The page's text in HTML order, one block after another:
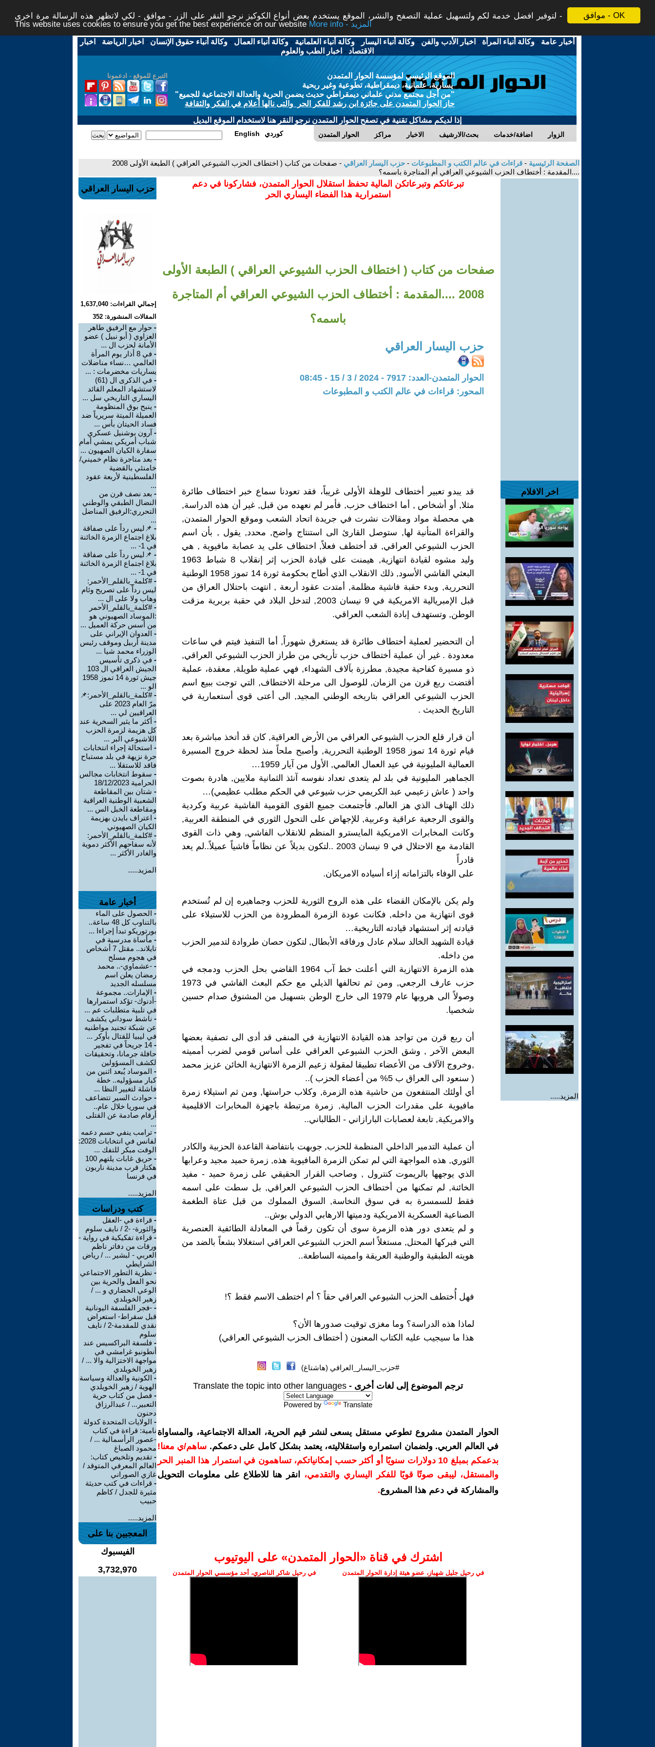
موافق - OK
لتوفير افضل خدمة لكم ولتسهيل عملية التصفح والنشر، الموقع يستخدم بعض أنواع الكوكيز نرجو النقر على الزر - موافق - لكي لاتظهر هذه الرسالة مرة اخرى -
This website uses cookies to ensure you get the best experience on our website
More info - المزيد
أخبار عامة -وكالة أنباء المرأة - اخبار الأدب والفن -وكالة أنباء اليسار -وكالة أنباء العلمانية -وكالة أنباء العمال -وكالة أنباء حقوق الإنسان - اخبار الرياضة - اخبار
الاقتصاد - اخبار الطب والعلوم
التبرع للموقع - ادعمونا
الموقع الرئيسي لمؤسسة الحوار المتمدن
يسارية، علمانية، ديمقراطية، تطوعية وغير ربحية
"من أجل مجتمع مدني علماني ديمقراطي حديث يضمن الحرية والعدالة الاجتماعية للجميع"
حاز الحوار المتمدن على جائزة ابن رشد للفكر الحر والتى نالها أعلام في الفكر والثقافة
إذا لديكم مشاكل تقنية في تصفح الحوار المتمدن نرجو النقر هنا لاستخدام الموقع البديل
الحوار المتمدن مراكز الاخبار بحث/الارشيف اضافة/خدمات الزوار English كوردي
الصفحة الرئيسية - قراءات في عالم الكتب و المطبوعات - حزب اليسار العراقي
- صفحات من كتاب ( اختطاف الحزب الشيوعي العراقي ) الطبعة الأولى 2008
....المقدمة : أختطاف الحزب الشيوعي العراقي أم المتاجرة باسمه؟
اخر الافلام
المزيد.....
تبرعاتكم وتبرعاتكن المالية تحفظ استقلال الحوار المتمدن، فشاركونا في دعم
استمرارية هذا الفضاء اليساري الحر
صفحات من كتاب ( اختطاف الحزب الشيوعي العراقي ) الطبعة الأولى
2008 ....المقدمة : أختطاف الحزب الشيوعي العراقي أم المتاجرة
باسمه؟
حزب اليسار العراقي
الحوار المتمدن-العدد: 7917 - 2024 / 3 / 15 - 08:45
المحور: قراءات في عالم الكتب و المطبوعات
قد يبدو تعبير أختطاف للوهلة الأولى غريباً، فقد تعودنا سماع خبر اختطاف طائرة
مثلا, أو أشخاص , أما اختطاف حزب, فأمر لم نعهده من قبل, غير أن هذه الدراسة,
هي محصلة مواد ومقالات نشرت في جريدة اتحاد الشعب وموقع الحوار المتمدن,
والقراءة المتأنية لها, ستوصل القارئ الى استنتاج واضح, محدد, يقول , بأن اسم
الحزب الشيوعي العراقي, قد أختطف فعلاً, اختطاف على يد عصابة مافيوية , هي
وليد مشوه لقيادة انتهازية, هيمنت على قيادة الحزب إثر إنقلاب 8 شباط 1963
البعثي الفاشي الأسود, ذلك الانقلاب الذي أطاح بحكومة ثورة 14 تموز 1958 الوطنية
التحررية, وبدء حقبة فاشية مظلمة, أمتدت عقود أربعة , انتهت باحتلال العراق من
قبل الإمبريالية الامريكية في 9 نيسان 2003, لتدخل البلاد في حقبة بربرية مزقت
الوطن, وتستهدف إبادة الشعب العراقي.
أن التحضير لعملية أختطاف طائرة قد يستغرق شهوراً, أما التنفيذ فيتم في ساعات
معدودة . غير أن عملية أختطاف حزب تأريخي من طراز الحزب الشيوعي العراقي,
ذو مسيرة كفاحية مجيدة, مطرزة بآلاف الشهداء, فهي عملية طويلة, معقدة، عملية
أقتضت ربع قرن من الزمان, للوصول الى مرحلة الاختطاف, التي توجت ببيع اسم
الحزب الشيوعي العراقي بتاريخه الوطني المجيد, الى أعتى قوى أستعمارية في
التاريخ الحديث .
أن قرار قلع الحزب الشيوعي العراقي من الأرض العراقية, كان قد أتخذ مباشرة بعد
قيام ثورة 14 تموز 1958 الوطنية التحررية, وأصبح ملحاً منذ لحظة خروج المسيرة
العمالية المليونية في عيد العمال العالمي, الأول من آيار 1959…
الجماهير المليونية في بلد لم يتعدى تعداد نفوسه آنئذ الثمانية ملايين, هادرة بصوت
واحد ( عاش زعيمي عبد الكريمي حزب شيوعي في الحكم مطلب عظيمي)…
ذلك الهتاف الذي هز العالم, فأجتمعت جميع القوى القومية الفاشية عربية وكردية
والقوى الرجعية عراقية وعربية, للإجهاض على التحول الثوري في المنطقة العربية,
وكانت المخابرات الامريكية المايسترو المنظم للانقلاب الفاشي, وهي ذات القوى
القادمة مع الاحتلال في 9 نيسان 2003 ..لتكون بديلاً عن نظاماً فاشياً عميلاً..لم يعد
قادراً
على الوفاء بالتزاماته إزاء أسياده الامريكان.
ولم يكن بالإمكان القضاء على هذه الروح الثورية للحزب وجماهيره إن لم تُستخدم
قوى انتهازية من داخله, فكانت عودة الزمرة المطرودة من الحزب للاستيلاء على
قيادته إثر استشهاد قيادته التاريخية…
قيادة الشهيد الخالد سلام عادل ورفاقه الأبطال, لتكون حصان طروادة لتدمير الحزب
من داخله.
هذه الزمرة الانتهازية التي أعلنت خط آب 1964 القاضي بحل الحزب ودمجه في
حزب عارف الرجعي, ومن ثم تحالفها الذيلي مع حكم البعث الفاشي في 1973
وصولاً الى هروبها عام 1979 الى خارج الوطن بتسهيل من المشنوق صدام حسين
شخصيا.
أن ربع قرن من تواجد هذه القيادة الانتهازية في المنفى قد أدى الى تصفية بعضها
البعض الآخر , وشق الحزب الشيوعي العراقي على أساس قومي لضرب أمميته
,وخروج الآلاف من الأعضاء تطبيقا لمقولة زعيم الزمرة الانتهازية الخائن عزيز محمد
( سنعود الى العراق ب 5% من أعضاء الحزب )..
أي أولئك المنتفعون من حاشية هذه الزمرة, وكلاب حراستها, ومن ثم استيلاء زمرة
مافيوية على مقدرات الحزب المالية, زمرة مرتبطة باجهزة المخابرات الاقليمية
والامريكية, تابعة لعصابات البارازاني - الطالباني..
أن عملية التدمير الداخلي المنظمة للحزب, جوبهت بانتفاضة القاعدة الحزبية والكادر
الثوري, هذه المواجهة التي لم تمكن الزمرة المافيوية هذه, زمرة حميد مجيد وعرابها
الذي يوجهها بالريموت كنترول , وصاحب القرار الحقيقي على زمرة حميد - مفيد
الخائنة, لم تمكنها من أختطاف الحزب الشيوعي العراقي, بل سطت على اسمه
فقط للسمسرة به في سوق النخاسة, السوق المملوك من قبل عتاة الطغمة
الصناعية العسكرية الامريكية ودميتها الارهابي الدولي بوش..
و لم يتعدى دور هذه الزمرة سوى أن تكون رقماً في المعادلة الطائفية العنصرية
التي فبركها المحتل, مستغلاً اسم الحزب الشيوعي العراقي استغلالا بشعاً بالضد من
هويته الطبقية والوطنية العريقة وامميته الساطعة..
فهل أُختطف الحزب الشيوعي العراقي حقاً ؟ أم اختطف الاسم فقط ؟!
لماذا هذه الدراسة؟ وما مغزى توقيت صدورها الأن؟
هذا ما سيجيب عليه الكتاب المعنون ( أختطاف الحزب الشيوعي العراقي)
#حزب_اليسار_العراقي (هاشتاغ)
ترجم الموضوع إلى لغات أخرى - Translate the topic into other languages
Powered by Translate
الحوار المتمدن مشروع تطوعي مستقل يسعى لنشر قيم الحرية، العدالة الاجتماعية، والمساواة
في العالم العربي. ولضمان استمراره واستقلاليته، يعتمد بشكل كامل على دعمكم. ساهم/ي معنا!
بدعمكم بمبلغ 10 دولارات سنويًا أو أكثر حسب إمكانياتكم، تساهمون في استمرار هذا المنبر الحر
والمستقل، ليبقى صوتًا قويًا للفكر اليساري والتقدمي،
انقر هنا للاطلاع على معلومات التحويل
والمشاركة في دعم هذا المشروع.
اشترك في قناة ‫«الحوار المتمدن» على اليوتيوب
في رحيل جليل شهباز، عضو هيئة إدارة الحوار المتمدن في رحيل شاكر الناصري، أحد مؤسسي الحوار المتمدن
حزب اليسار العراقي
إجمالي القراءات: 1,637,040
المقالات المنشورة: 352
- حوار مع الرفيق طاهر
العزاوي ( أبو نبيل ) عضو
الأمانة لحزب ال ...
-
في 8 أذار يوم المرأة
العالمي …نساء مناضلات
يساريات مخضرمات : ...
-
في الذكرى ال (61)
لاستشهاد المعلم القائد
اليساري التاريخي سل ...
- ينبح بوق المنظومة
العميلة الميتة سريرياً ضد
فساد الحيتان بأس ...
- آرون بوشنيل عسكري
شباب أمريكي يمشي أمام
سفارة الكيان الصهيون ...
- بعد متاجرة نظام خميني/
خامنئي بالقضية
الفلسطينية لأربعة عقود
...
- بعد نصف قرن من
النضال الطبقي والوطني
التحرري:الرفيق المناضل
...
- 📌ليس رداً على صفاقة
بلاغ اجتماع الزمرة الخائنة
في 1- ...
- 📌ليس رداً على صفاقة
بلاغ اجتماع الزمرة الخائنة
في 1- ...
-#كلمة_بالقلم_الأحمر:
ليس رداً على تصريح وئام
وهاب ولا على ال ...
-#كلمة_بالقلم_الأحمر
:الموساد الصهيوني هو
من أسس حركة العميل ...
- العدوان الإيراني على
مدينة أربيل وموقف رئيس
الوزراء محمد شيا ...
- في ذكرى تأسيس
الجيش العراقي ال 103
جيش ثورة 14 تموز 1958
الو ...
-#كلمة_بالقلم_الأحمر:📌
مرّ العام 2023 على
العراقيين لي ...
- أكثر ما يثير السخرية عند
كل هزيمة لزمرة الحزب
اللاشيوعي البر ...
- استحالة إجراء انتخابات
حرة نزيهة في بلد مستباح
فاقد للاستقلا ...
- سقوط انتخابات مجالس
الحرامية 18/12/2023
- شتان بين المقاطعة
الشعبية الوطنية العراقية
ومقاطعة الخبل الس ...
- اعتراف بايدن بهزيمة
الكيان الصهيوني
-#كلمة_بالقلم_الأحمر:
لأنه سفاحهم الأكثر دموية
والغادر الأكثر ...
المزيد.....
أخبار عامة
- الحصول على الماء
بالتناوب كل 48 ساعة..
بورتوريكو تبدأ إجراءا ...
- مأساة مدرسية في
تايلاند.. مقتل 7 أشخاص
في هجوم مسلح
- -عشماوي-.. محمد
رمضان يعلن اسم
مسلسله الجديد
- الإمارات.. مجموعة
-أدنوك- تؤكد استمرارها
في تلبية متطلبات عم ...
- ناشط سوداني يكشف
عن شبكة تجنيد مواطنيه
في ليبيا للقتال بأوكر ...
-
14 جريحاً في تفجير
حافلة جرمانا، وتحقيقات
لكشف المسؤولين
- الموساد يُبعد اثنين من
كبار مسؤوليه.. خطة
فاشلة لتغيير النظا ...
- حوادث السير تتضاعف
في سوريا خلال عام..
أرقام صادمة عن القتلى
...
- ترامب ينفي حسم دعمه
لفانس في انتخابات 2028:
الوقت مبكر للتفك ...
-
حريق غابات يلتهم 100
هكتار قرب مدينة ناربون
في فرنسا
المزيد.....
كتب ودراسات
- قراءة في -العقل
والثورة- -2 / نايف سلوم
- قراءة تفكيكية في رواية -
ورقات من دفاتر ناظم
العربي - لبشير ... / رياض
الشرايطي
- نظرية التطور الاجتماعي
نحو الفعل والحرية بين
الوعي الحضاري و ... /
زهير الخويلدي
- -فجر الفلسفة اليونانية
قبل سقراط- استعراض
نقدي للمقدمة-2 / نايف
سلوم
- فلسفة البراكسيس عند
أنطونيو غرامشي في
مواجهة الاختزالية والا ... /
زهير الخويلدي
- الكونية والعدالة وسياسة
الهوية / زهير الخويلدي
- فصل من كتاب حرية
التعبير... / عبدالرزاق
دحنون
- الولايات المتحدة كدولة
نامية: قراءة في كتاب
-عصور الرأسمالية ... /
محمود الصباغ
- تقديم وتلخيص كتاب:
العالم المعرفي المتوقد /
غازي الصوراني
- قراءات في كتب حديثة
مثيرة للجدل / كاظم
حبيب
المزيد.....
المعجبين بنا على
الفيسبوك
3,732,970